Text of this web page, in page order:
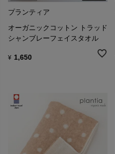
プランティア
オーガニックコットン トラッド
シャンブレーフェイスタオル
¥ 1,650